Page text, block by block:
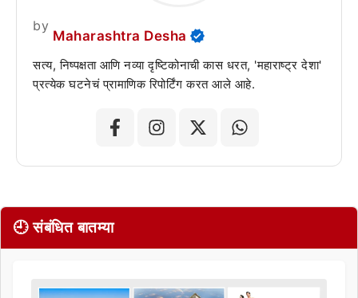
by
Maharashtra Desha
सत्य, निष्पक्षता आणि नव्या दृष्टिकोनाची कास धरत, 'महाराष्ट्र देशा'
प्रत्येक घटनेचं प्रामाणिक रिपोर्टिंग करत आले आहे.
🕘 संबंधित बातम्या